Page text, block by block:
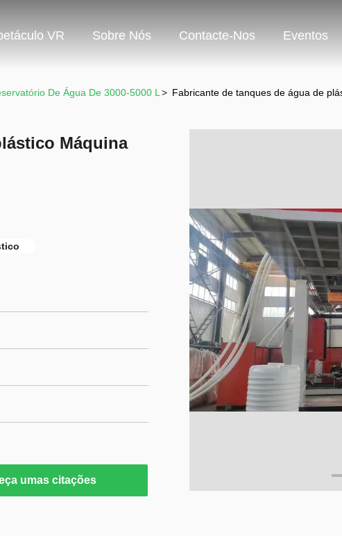
VR Sobre Nós Contacte-Nos Eventos
De Água De 3000-5000 L > Fabricante de tanques de água de
Máquina
umas citações